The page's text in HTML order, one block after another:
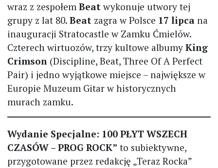
wraz z zespołem Beatwykonuje utwory tej
grupy z lat 80. Beat zagra w Polsce 17 lipca na
inauguracji Stratocastle w Zamku Ćmielów.
Czterech wirtuozów, trzy kultowe albumy King
Crimson (Discipline, Beat, Three Of A Perfect
Pair) i jedno wyjątkowe miejsce – największe w
Europie Muzeum Gitar w historycznych
murach zamku.
Wydanie Specjalne: 100 PŁYT WSZECH
CZASÓW – PROG ROCK” to subiektywne,
przygotowane przez redakcję „Teraz Rocka”